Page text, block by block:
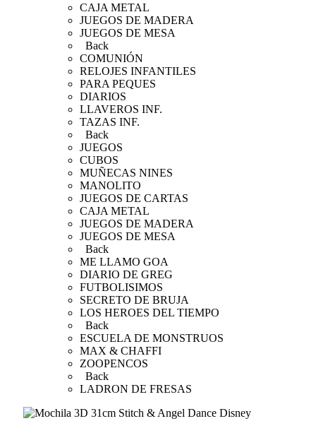
CAJA METAL
JUEGOS DE MADERA
JUEGOS DE MESA
Back
COMUNIÓN
RELOJES INFANTILES
PARA PEQUES
DIARIOS
LLAVEROS INF.
TAZAS INF.
Back
JUEGOS
CUBOS
MUÑECAS NINES
MANOLITO
JUEGOS DE CARTAS
CAJA METAL
JUEGOS DE MADERA
JUEGOS DE MESA
Back
ME LLAMO GOA
DIARIO DE GREG
FUTBOLISIMOS
SECRETO DE BRUJA
LOS HEROES DEL TIEMPO
Back
ESCUELA DE MONSTRUOS
MAX & CHAFFI
ZOOPENCOS
Back
LADRON DE FRESAS